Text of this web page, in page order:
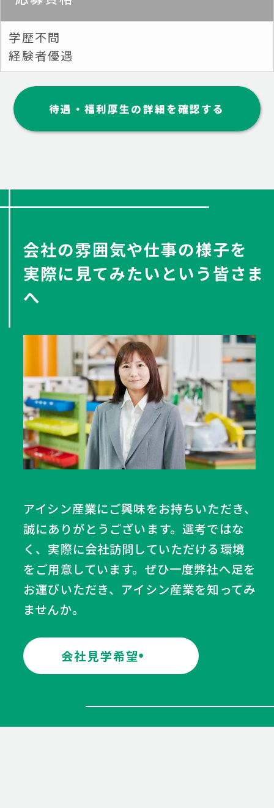
学歴不問
経験者優遇
待遇・福利厚生の詳細を確認する
会社の雰囲気や仕事の様子を
実際に見てみたいという皆さま
へ
アイシン産業にご興味をお持ちいただき、
誠にありがとうございます。選考ではな
く、実際に会社訪問していただける環境
をご用意しています。ぜひ一度弊社へ足を
お運びいただき、アイシン産業を知ってみ
ませんか。
会社見学希望